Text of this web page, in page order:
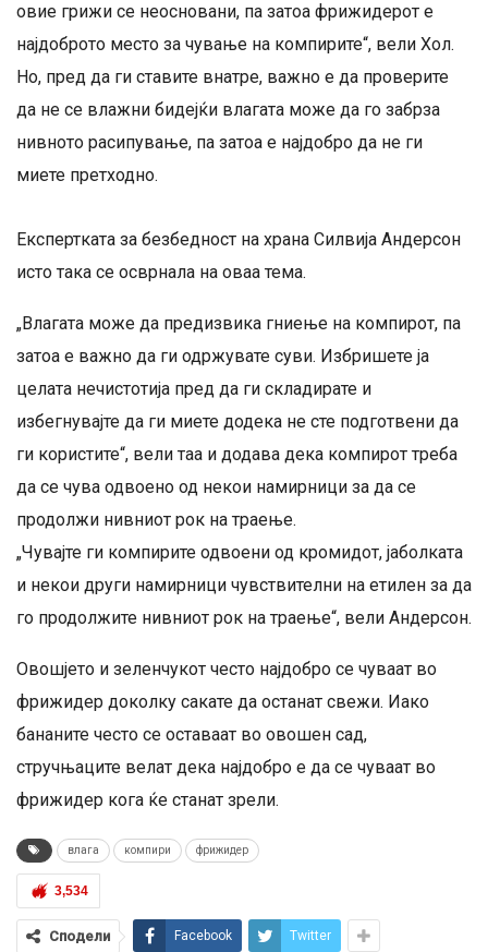
овие грижи се неосновани, па затоа фрижидерот е
најдоброто место за чување на компирите“, вели Хол.
Но, пред да ги ставите внатре, важно е да проверите
да не се влажни бидејќи влагата може да го забрза
нивното расипување, па затоа е најдобро да не ги
миете претходно.
Експертката за безбедност на храна Силвија Андерсон
исто така се осврнала на оваа тема.
„Влагата може да предизвика гниење на компирот, па
затоа е важно да ги одржувате суви. Избришете ја
целата нечистотија пред да ги складирате и
избегнувајте да ги миете додека не сте подготвени да
ги користите“, вели таа и додава дека компирот треба
да се чува одвоено од некои намирници за да се
продолжи нивниот рок на траење.
„Чувајте ги компирите одвоени од кромидот, јаболката
и некои други намирници чувствителни на етилен за да
го продолжите нивниот рок на траење“, вели Андерсон.
Овошјето и зеленчукот често најдобро се чуваат во
фрижидер доколку сакате да останат свежи. Иако
бананите често се оставаат во овошен сад,
стручњаците велат дека најдобро е да се чуваат во
фрижидер кога ќе станат зрели.
влага компири фрижидер
3,534
Сподели Facebook Twitter